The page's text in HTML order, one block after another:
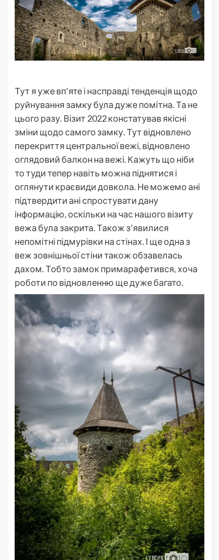
Тут я уже вп’яте і насправді тенденція щодо
руйнування замку була дуже помітна. Та не
цього разу. Візит 2022 констатував якісні
зміни щодо самого замку. Тут відновлено
перекриття центральної вежі, відновлено
оглядовий балкон на вежі. Кажуть що ніби
то туди тепер навіть можна піднятися і
оглянути краєвиди довкола. Не можемо ані
підтвердити ані спростувати дану
інформацію, оскільки на час нашого візиту
вежа була закрита. Також з’явилися
непомітні підмурівки на стінах. І ще одна з
веж зовнішньої стіни також обзавелась
дахом. Тобто замок примарафетився, хоча
роботи по відновленню ще дуже багато.